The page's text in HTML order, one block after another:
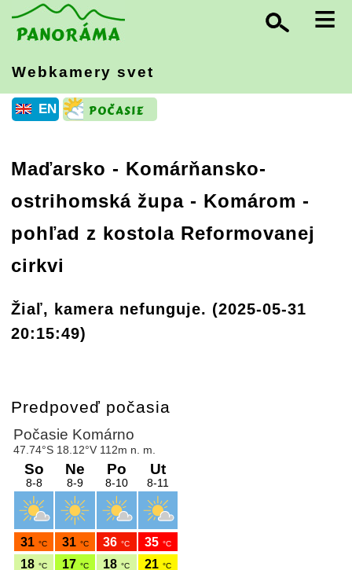
≡
Webkamery svet
EN
Maďarsko - Komárňansko-
ostrihomská župa - Komárom -
pohľad z kostola Reformovanej
cirkvi
Žiaľ, kamera nefunguje. (2025-05-31
20:15:49)
Predpoveď počasia